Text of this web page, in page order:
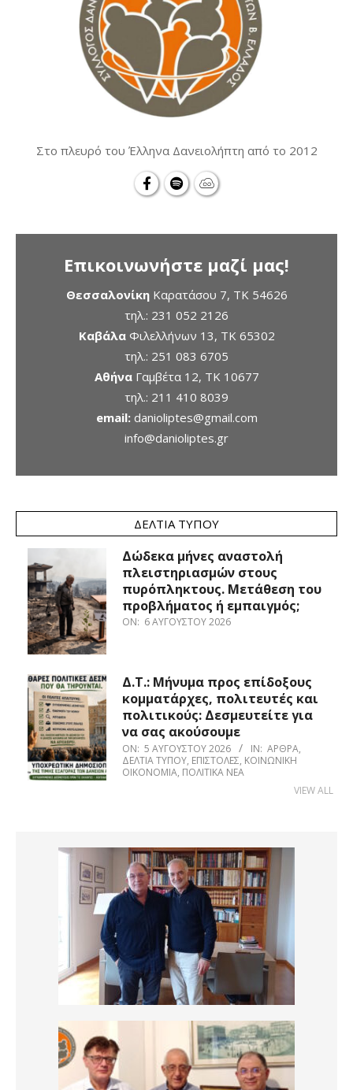
Στο πλευρό του Έλληνα Δανειολήπτη από το 2012
Επικοινωνήστε μαζί μας!
ΘεσσαλονίκηΚαρατάσου 7, TK 54626
τηλ.: 231 052 2126
ΚαβάλαΦιλελλήνων 13, ΤΚ 65302
τηλ.: 251 083 6705
ΑθήναΓαμβέτα 12, ΤΚ 10677
τηλ.: 211 410 8039
email: danioliptes@gmail.com
info@danioliptes.gr
ΔΕΛΤΊΑ ΤΎΠΟΥ
Δώδεκα μήνες αναστολή
πλειστηριασμών στους
πυρόπληκτους. Μετάθεση του
προβλήματος ή εμπαιγμός;
ON: 6 ΑΥΓΟΎΣΤΟΥ 2026
Δ.Τ.: Μήνυμα προς επίδοξους
κομματάρχες, πολιτευτές και
πολιτικούς: Δεσμευτείτε για
να σας ακούσουμε
ON: 5 ΑΥΓΟΎΣΤΟΥ 2026 IN: ΆΡΘΡΑ,
ΔΕΛΤΊΑ ΤΎΠΟΥ, ΕΠΙΣΤΟΛΈΣ, ΚΟΙΝΩΝΙΚΉ
ΟΙΚΟΝΟΜΊΑ, ΠΟΛΙΤΙΚΆ ΝΈΑ
VIEW ALL